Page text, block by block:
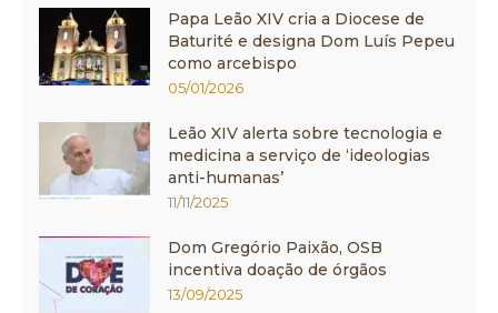
Papa Leão XIV cria a Diocese de
Baturité e designa Dom Luís Pepeu
como arcebispo
05/01/2026
Leão XIV alerta sobre tecnologia e
medicina a serviço de ‘ideologias
anti-humanas’
11/11/2025
Dom Gregório Paixão, OSB
incentiva doação de órgãos
13/09/2025